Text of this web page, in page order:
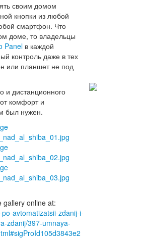
своим домом
кнопки из любой
смартфон. Что
доме, то владельцы
Panel в каждой
контроль даже в тех
или планшет не под
и дистанционного
комфорт и
был нужен.
gallery online at:
avtomatizatsii-zdanij-i-
zdanij/397-umnaya-